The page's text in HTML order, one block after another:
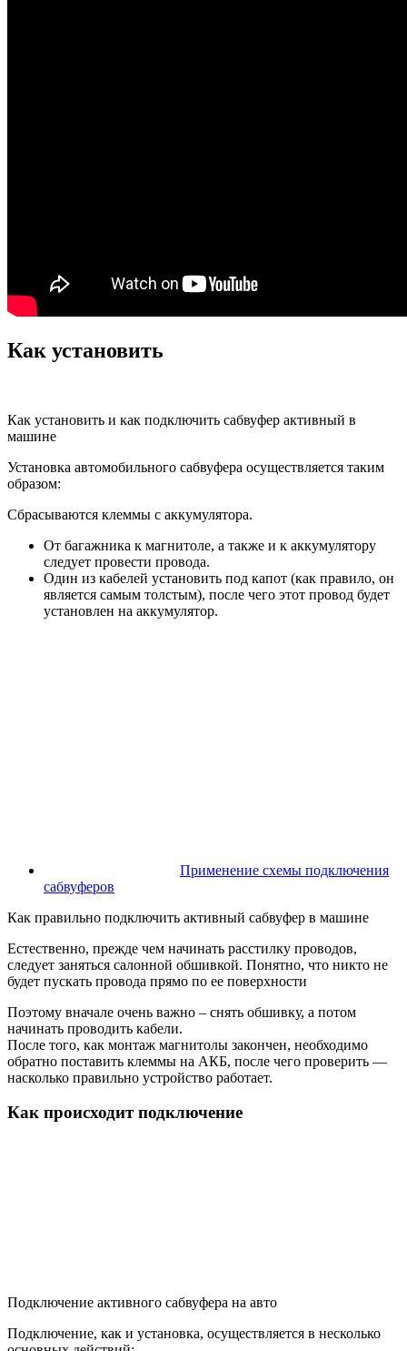
Как установить
Как установить и как подключить сабвуфер активный в
машине
Установка автомобильного сабвуфера осуществляется таким
образом:
Сбрасываются клеммы с аккумулятора.
От багажника к магнитоле, а также и к аккумулятору
следует провести провода.
Один из кабелей установить под капот (как правило, он
является самым толстым), после чего этот провод будет
установлен на аккумулятор.
Применение схемы подключения
сабвуферов
Как правильно подключить активный сабвуфер в машине
Естественно, прежде чем начинать расстилку проводов,
следует заняться салонной обшивкой. Понятно, что никто не
будет пускать провода прямо по ее поверхности
Поэтому вначале очень важно – снять обшивку, а потом
начинать проводить кабели.
После того, как монтаж магнитолы закончен, необходимо
обратно поставить клеммы на АКБ, после чего проверить —
насколько правильно устройство работает.
Как происходит подключение
Подключение активного сабвуфера на авто
Подключение, как и установка, осуществляется в несколько